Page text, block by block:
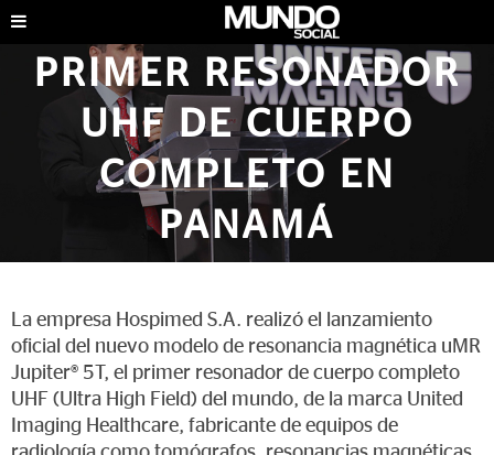
HOSPIMED LANZA EL
PRIMER RESONADOR
UHF DE CUERPO
COMPLETO EN
PANAMÁ
La empresa Hospimed S.A. realizó el lanzamiento
oficial del nuevo modelo de resonancia magnética uMR
Jupiter® 5T, el primer resonador de cuerpo completo
UHF (Ultra High Field) del mundo, de la marca United
Imaging Healthcare, fabricante de equipos de